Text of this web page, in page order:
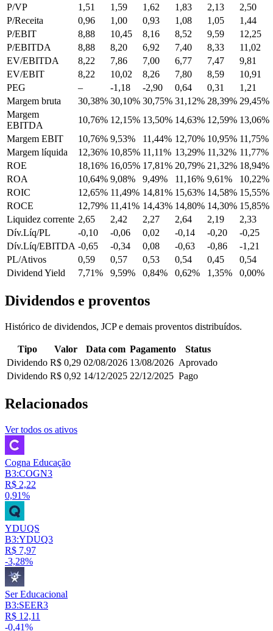
P/VP
1,51 1,59 1,62 1,83 2,13
2,50
P/Receita
0,96 1,00 0,93 1,08 1,05
1,44
P/EBIT
8,88 10,45 8,16 8,52 9,59
12,25
P/EBITDA
8,88 8,20 6,92 7,40 8,33
11,02
EV/EBITDA
8,22 7,86 7,00 6,77 7,47
9,81
EV/EBIT
8,22 10,02 8,26 7,80 8,59
10,91
PEG
– -1,18 -2,90 0,64 0,31
1,21
Margem bruta
30,38% 30,10% 30,75% 31,12% 28,39% 29,45%
Margem
EBITDA
10,76% 12,15% 13,50% 14,63% 12,59% 13,06%
Margem EBIT
10,76% 9,53% 11,44% 12,70% 10,95% 11,75%
Margem líquida
12,36% 10,85% 11,11% 13,29% 11,32% 11,77%
ROE
18,16% 16,05% 17,81% 20,79% 21,32% 18,94%
ROA
10,64% 9,08% 9,49% 11,16% 9,61%
10,22%
ROIC
12,65% 11,49% 14,81% 15,63% 14,58% 15,55%
ROCE
12,79% 11,41% 14,43% 14,80% 14,30% 15,85%
Liquidez corrente 2,65 2,42 2,27 2,64 2,19
2,33
Dív.Líq/PL
-0,10 -0,06 0,02 -0,14 -0,20
-0,25
Dív.Líq/EBITDA -0,65 -0,34 0,08 -0,63 -0,86
-1,21
PL/Ativos
0,59 0,57 0,53 0,54 0,45
0,54
Dividend Yield
7,71% 9,59% 0,84% 0,62% 1,35% 0,00%
Dividendos e proventos
Histórico de dividendos, JCP e demais proventos distribuídos.
Tipo Valor Data com Pagamento
Status
Dividendo R$ 0,29 02/08/2026 13/08/2026 Aprovado
Dividendo R$ 0,92 14/12/2025 22/12/2025 Pago
Relacionados
Ver todos os ativos
Cogna Educação
B3:COGN3
R$ 2,22
0,91%
YDUQS
B3:YDUQ3
R$ 7,97
-3,28%
Ser Educacional
B3:SEER3
R$ 12,11
-0,41%